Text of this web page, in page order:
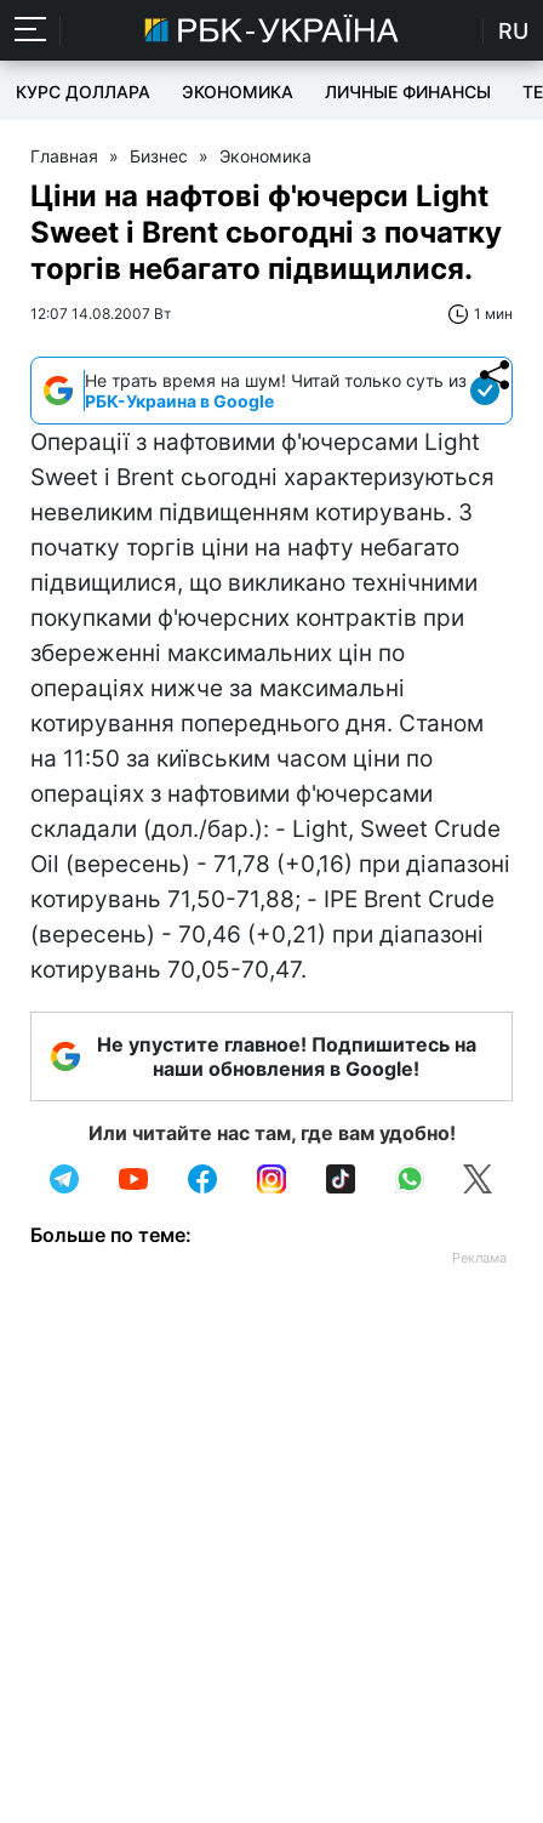
RU
КУРС ДОЛЛАРА ЭКОНОМИКА ЛИЧНЫЕ ФИНАНСЫ
Главная » Бизнес » Экономика
Ціни на нафтові ф'ючерси Light
Sweet і Brent сьогодні з початку
торгів небагато підвищилися.
12:07 14.08.2007 Вт 1 мин
Не трать время на шум! Читай только суть из
РБК-Украина в Google
Операції з нафтовими ф'ючерсами Light
Sweet і Brent сьогодні характеризуються
невеликим підвищенням котирувань. З
початку торгів ціни на нафту небагато
підвищилися, що викликано технічними
покупками ф'ючерсних контрактів при
збереженні максимальних цін по
операціях нижче за максимальні
котирування попереднього дня. Станом
на 11:50 за київським часом ціни по
операціях з нафтовими ф'ючерсами
складали (дол./бар.): - Light, Sweet Crude
Oil (вересень) - 71,78 (+0,16) при діапазоні
котирувань 71,50-71,88; - IPE Brent Crude
(вересень) - 70,46 (+0,21) при діапазоні
котирувань 70,05-70,47.
Не упустите главное! Подпишитесь на
наши обновления в Google!
Или читайте нас там, где вам удобно!
Больше по теме: